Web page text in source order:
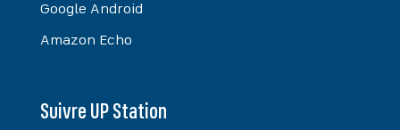
Google Android
Amazon Echo
Suivre UP Station